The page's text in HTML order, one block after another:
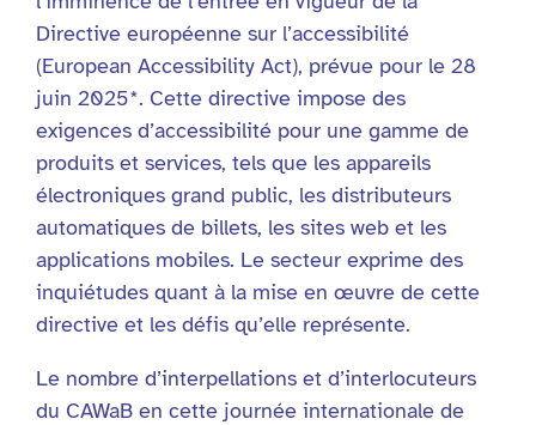
Directive européenne sur l’accessibilité
(European Accessibility Act), prévue pour le 28
juin 2025*. Cette directive impose des
exigences d’accessibilité pour une gamme de
produits et services, tels que les appareils
électroniques grand public, les distributeurs
automatiques de billets, les sites web et les
applications mobiles. Le secteur exprime des
inquiétudes quant à la mise en œuvre de cette
directive et les défis qu’elle représente.
Le nombre d’interpellations et d’interlocuteurs
du CAWaB en cette journée internationale de